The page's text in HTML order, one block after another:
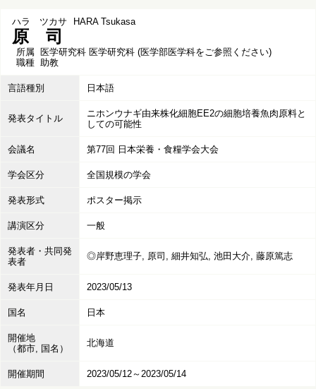
ハラ ツカサ HARA Tsukasa
原 司
所属 医学研究科 医学研究科 (医学部医学科をご参照ください)
職種 助教
言語種別 日本語
発表タイトル
ニホンウナギ由来株化細胞EE2の細胞培養魚肉原料と
しての可能性
会議名 第77回 日本栄養・食糧学会大会
学会区分 全国規模の学会
発表形式 ポスター掲示
講演区分 一般
発表者・共同発
表者
◎岸野恵理子, 原司, 細井知弘, 池田大介, 藤原篤志
発表年月日 2023/05/13
国名 日本
開催地
（都市, 国名）
北海道
開催期間 2023/05/12～2023/05/14